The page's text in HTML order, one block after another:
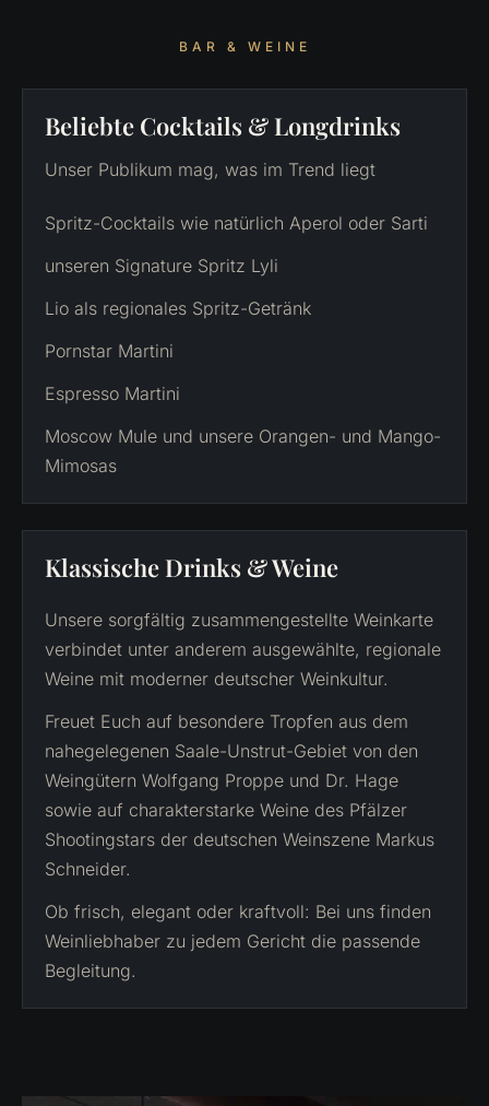
BAR & WEINE
Beliebte Cocktails & Longdrinks
Unser Publikum mag, was im Trend liegt
Spritz-Cocktails wie natürlich Aperol oder Sarti
unseren Signature Spritz Lyli
Lio als regionales Spritz-Getränk
Pornstar Martini
Espresso Martini
Moscow Mule und unsere Orangen- und Mango-
Mimosas
Klassische Drinks & Weine
Unsere sorgfältig zusammengestellte Weinkarte
verbindet unter anderem ausgewählte, regionale
Weine mit moderner deutscher Weinkultur.
Freuet Euch auf besondere Tropfen aus dem
nahegelegenen Saale-Unstrut-Gebiet von den
Weingütern Wolfgang Proppe und Dr. Hage
sowie auf charakterstarke Weine des Pfälzer
Shootingstars der deutschen Weinszene Markus
Schneider.
Ob frisch, elegant oder kraftvoll: Bei uns finden
Weinliebhaber zu jedem Gericht die passende
Begleitung.